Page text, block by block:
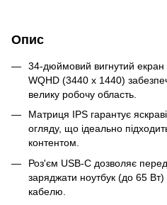
Опис
34-дюймовий вигнутий екран
WQHD (3440 x 1440)
велику робочу область.
Матриця IPS гарантує
огляду, що ідеально
контентом.
Роз'єм USB-C дозволяє
заряджати ноутбук (до 65
кабелю.